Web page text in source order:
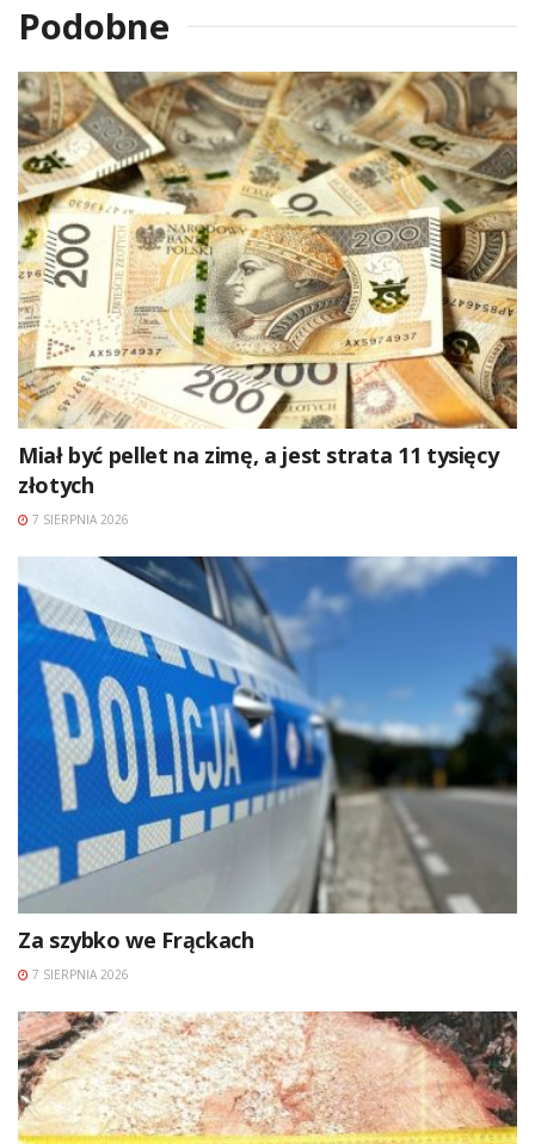
Podobne
Miał być pellet na zimę, a jest strata 11 tysięcy
złotych
7 SIERPNIA 2026
Za szybko we Frąckach
7 SIERPNIA 2026